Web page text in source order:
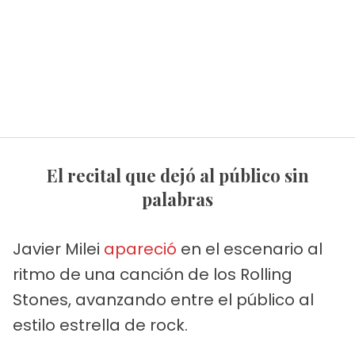
El recital que dejó al público sin
palabras
Javier Milei apareció en el escenario al
ritmo de una canción de los Rolling
Stones, avanzando entre el público al
estilo estrella de rock.